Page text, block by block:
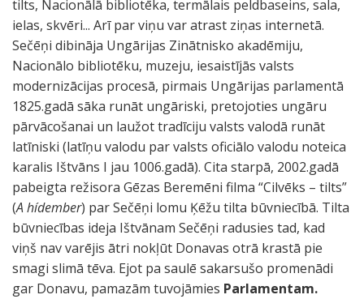
tilts, Nacionālā bibliotēka, termālais peldbaseins, sala,
ielas, skvēri... Arī par viņu var atrast ziņas internetā.
Sečēņi dibināja Ungārijas Zinātnisko akadēmiju,
Nacionālo bibliotēku, muzeju, iesaistījās valsts
modernizācijas procesā, pirmais Ungārijas parlamentā
1825.gadā sāka runāt ungāriski, pretojoties ungāru
pārvācošanai un laužot tradīciju valsts valodā runāt
latīniski (latīņu valodu par valsts oficiālo valodu noteica
karalis Ištvāns I jau 1006.gadā). Cita starpā, 2002.gadā
pabeigta režisora Gēzas Beremēni filma “Cilvēks – tilts”
(A hídember) par Sečēņi lomu Ķēžu tilta būvniecībā. Tilta
būvniecības ideja Ištvānam Sečēņi radusies tad, kad
viņš nav varējis ātri nokļūt Donavas otrā krastā pie
smagi slimā tēva. Ejot pa saulē sakarsušo promenādi
gar Donavu, pamazām tuvojāmies Parlamentam.